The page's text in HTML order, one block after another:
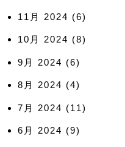
11月 2024 (6)
10月 2024 (8)
9月 2024 (6)
8月 2024 (4)
7月 2024 (11)
6月 2024 (9)